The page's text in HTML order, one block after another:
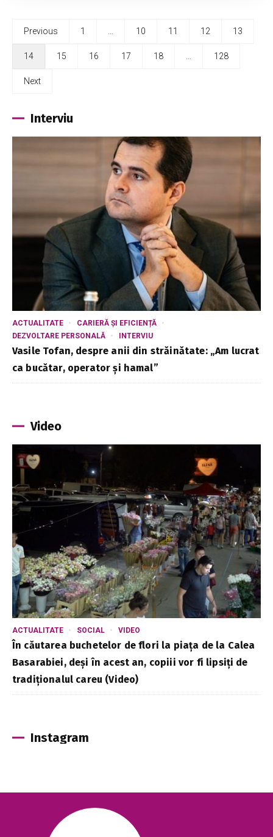
Previous 1 10 11 12 13
14 15 16 17 18 128
Next
Interviu
ACTUALITATE
CARIERĂ ȘI EFICIENȚĂ
DEZVOLTARE PERSONALĂ
INTERVIU
Vasile Tofan, despre anii din străinătate: „Am lucrat
ca bucătar, operator și hamal”
Video
ACTUALITATE SOCIAL VIDEO
În căutarea buchetelor de flori la piața de la Calea
Basarabiei, deși în acest an, copiii vor fi lipsiți de
tradiționalul careu (Video)
Instagram